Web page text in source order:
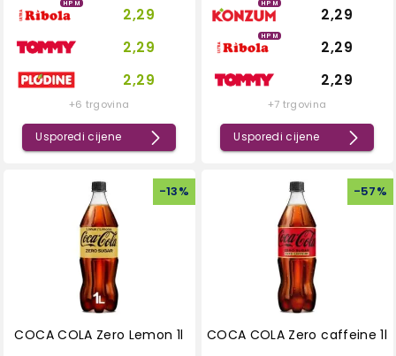
HPM
2,29
2,29
2,29
+6 trgovina
Usporedi cijene
HPM
2,29
HPM
2,29
2,29
+7 trgovina
Usporedi cijene
-13%
COCA COLA Zero Lemon 1l
-57%
COCA COLA Zero caffeine 1l